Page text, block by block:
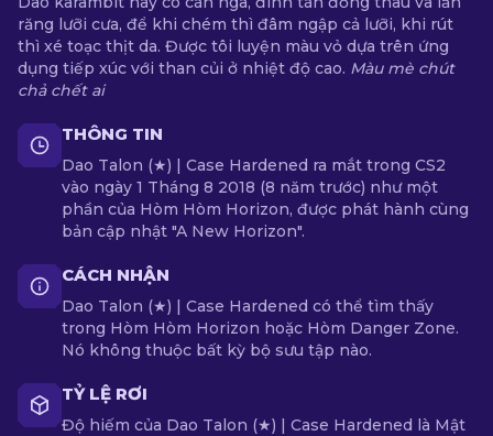
răng lưỡi cưa, để khi chém thì đâm ngập cả lưỡi, khi rút
thì xé toạc thịt da. Được tôi luyện màu vỏ dựa trên ứng
dụng tiếp xúc với than củi ở nhiệt độ cao. Màu mè chút
chả chết ai
THÔNG TIN
Dao Talon (★) | Case Hardened ra mắt trong CS2
vào ngày 1 Tháng 8 2018 (8 năm trước) như một
phần của Hòm Hòm Horizon, được phát hành cùng
bản cập nhật "A New Horizon".
CÁCH NHẬN
Dao Talon (★) | Case Hardened có thể tìm thấy
trong Hòm Hòm Horizon hoặc Hòm Danger Zone.
Nó không thuộc bất kỳ bộ sưu tập nào.
TỶ LỆ RƠI
Độ hiếm của Dao Talon (★) | Case Hardened là Mật